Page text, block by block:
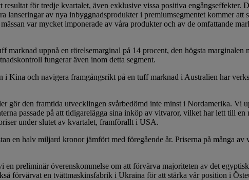
för tredje kvartalet, även exklu­sive vissa positiva engångseffekter.
lanseringar av nya inbyggnadsprodukter i premiumseg­mentet kommer
var mycket imponerade av våra produkter och av de omfattande
marknad uppnå en rörelsemarginal på 14 procent, den högsta
fungerar även inom detta segment.
Kina och navigera framgångsrikt på en tuff marknad i Australien har
gör den framtida utvecklingen svårbe­dömd inte minst i Nordamerika. Vi
passade på att tidigarelägga sina inköp av vit­varor, vilket har lett till
under slutet av kvartalet, framförallt i USA.
en halv miljard kronor jämfört med föregående år. Priserna på många
preliminär överenskommelse om att förvärva majoriteten av det
förvärvat en tvättmaskinsfabrik i Ukraina för att stärka vår position i